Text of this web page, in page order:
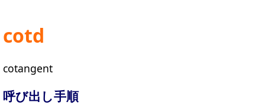
cotd
cotangent
呼び出し手順